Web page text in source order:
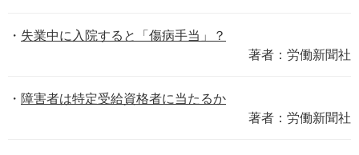
失業中に入院すると「傷病手当」？
著者：労働新聞社
障害者は特定受給資格者に当たるか
著者：労働新聞社